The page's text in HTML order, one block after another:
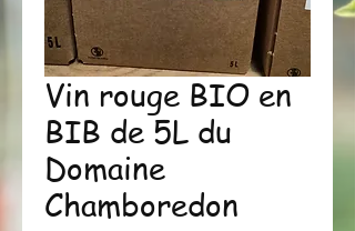
Vin rouge BIO en
BIB de 5L du
Domaine
Chamboredon